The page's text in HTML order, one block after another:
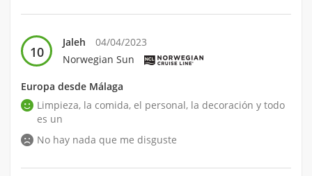
10
Jaleh
04/04/2023
Norwegian Sun
Europa desde Málaga
Limpieza, la comida, el personal, la decoración y todo
es un
No hay nada que me disguste